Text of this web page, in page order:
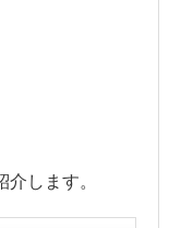
します。